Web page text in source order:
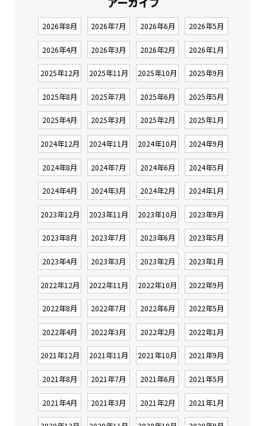
2026年8月 2026年7月 2026年6月 2026年5月
2026年4月 2026年3月 2026年2月 2026年1月
2025年12月 2025年11月 2025年10月 2025年9月
2025年8月 2025年7月 2025年6月 2025年5月
2025年4月 2025年3月 2025年2月 2025年1月
2024年12月 2024年11月 2024年10月 2024年9月
2024年8月 2024年7月 2024年6月 2024年5月
2024年4月 2024年3月 2024年2月 2024年1月
2023年12月 2023年11月 2023年10月 2023年9月
2023年8月 2023年7月 2023年6月 2023年5月
2023年4月 2023年3月 2023年2月 2023年1月
2022年12月 2022年11月 2022年10月 2022年9月
2022年8月 2022年7月 2022年6月 2022年5月
2022年4月 2022年3月 2022年2月 2022年1月
2021年12月 2021年11月 2021年10月 2021年9月
2021年8月 2021年7月 2021年6月 2021年5月
2021年4月 2021年3月 2021年2月 2021年1月